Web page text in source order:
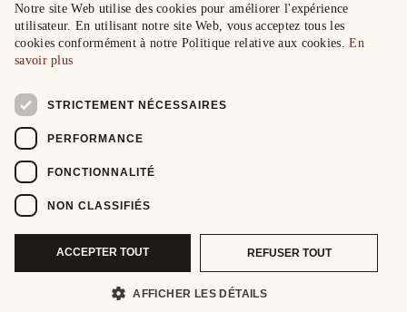
Notre site Web utilise des cookies pour améliorer l'expérience
utilisateur. En utilisant notre site Web, vous acceptez tous les
cookies conformément à notre Politique relative aux cookies.En
savoir plus
STRICTEMENT NÉCESSAIRES
PERFORMANCE
FONCTIONNALITÉ
NON CLASSIFIÉS
ACCEPTER TOUT REFUSER TOUT
AFFICHER LES DÉTAILS